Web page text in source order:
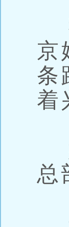
京
条
着
总